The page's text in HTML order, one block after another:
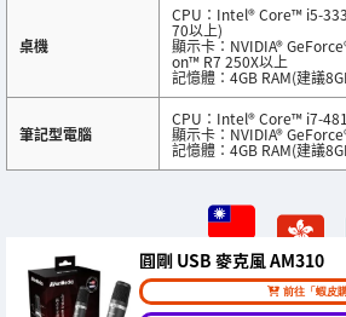
桌機
CPU：Intel® Core™ i5-
70以上)
顯示卡：NVIDIA®
on™ R7 250X以上
記憶體：4GB RAM(建議
筆記型電腦
CPU：Intel® Core™ i7-
顯示卡：NVIDIA®
記憶體：4GB RAM(建議
圓剛 USB 麥克風 AM310
前往「蝦皮